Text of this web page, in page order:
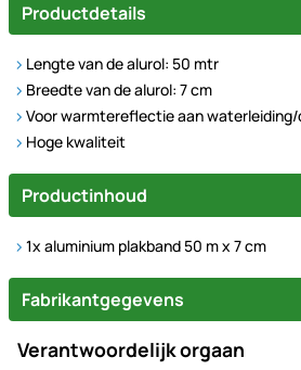
Productdetails
Lengte van de alurol: 50 mtr
Breedte van de alurol: 7 cm
Voor warmtereflectie aan
Hoge kwaliteit
Productinhoud
1x aluminium plakband 50 m x 7 cm
Fabrikantgegevens
Verantwoordelijk orgaan